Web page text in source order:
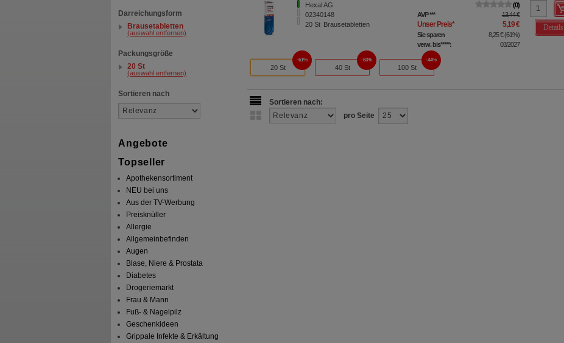
Darreichungsform
Brausetabletten
(auswahl entfernen)
Packungsgröße
20 St
(auswahl entfernen)
Sortieren nach
Angebote
Topseller
Apothekensortiment
NEU bei uns
Aus der TV-Werbung
Preisknüller
Allergie
Allgemeinbefinden
Augen
Blase, Niere & Prostata
Diabetes
Drogeriemarkt
Frau & Mann
Fuß- & Nagelpilz
Geschenkideen
Grippale Infekte & Erkältung
Hexal AG
02340148
20St Brausetabletten
0
AVP*** 13,44 €
Unser Preis* 5,19 €
Sie sparen 8,25 €(61%)
verw. bis*****:
03/2027
Details
20 St
61%
40 St
53%
100 St
44%
Sortieren nach:
pro Seite